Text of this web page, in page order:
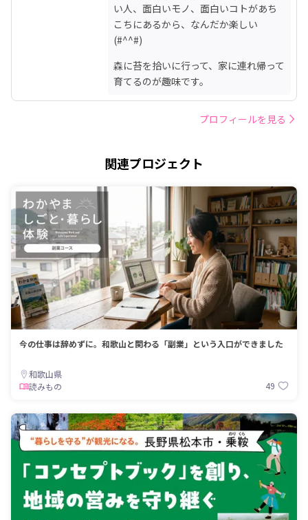
い人、面白いモノ、面白いコトがあち
こちにあるから、なんだか楽しい
(#^^#)
森に苔を拾いに行って、家に連れ帰って
育てるのが趣味です。
プロフィールを見る
関連プロジェクト
今の仕事は辞めずに。和歌山と関わる「副業」という入口ができました
和歌山県
読みもの
49